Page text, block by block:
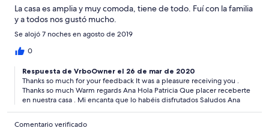
La casa es amplia y muy comoda, tiene de todo. Fuí con la familia
y a todos nos gustó mucho.
Se alojó 7 noches en agosto de 2019
0
Respuesta de VrboOwner el 26 de mar de 2020
Thanks so much for your feedback It was a pleasure receiving you .
Thanks so much Warm regards Ana Hola Patricia Que placer receberte
en nuestra casa . Mi encanta que lo habéis disfrutados Saludos Ana
Comentario verificado